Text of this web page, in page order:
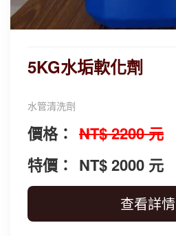
5KG水垢軟化劑
水管清洗劑
價格： NT$ 2200 元
特價： NT$ 2000 元
查看詳情